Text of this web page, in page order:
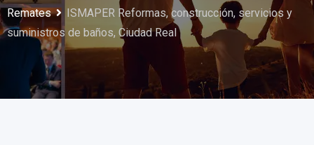
Remates
ISMAPER Reformas, construcción, servicios y
suministros de baños, Ciudad Real